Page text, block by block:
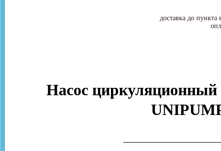
доставка до
Насос циркуляционный